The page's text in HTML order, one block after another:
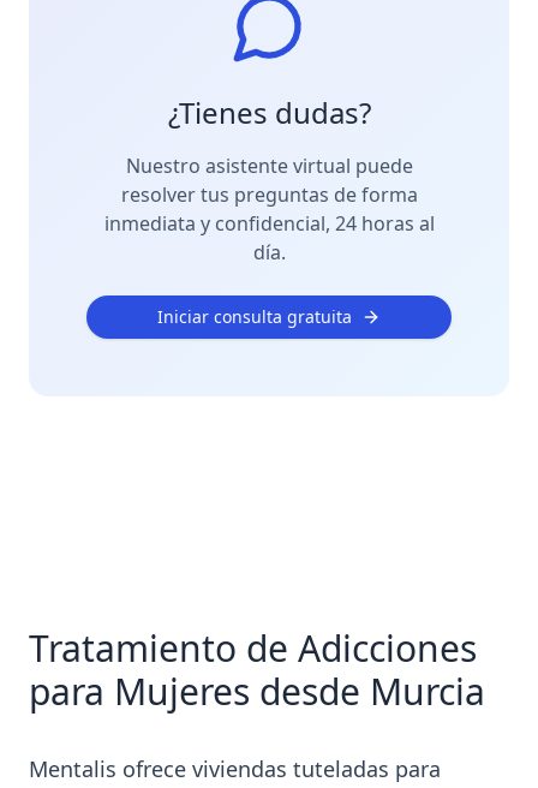
¿Tienes dudas?
Nuestro asistente virtual puede
resolver tus preguntas de forma
inmediata y confidencial, 24 horas al
día.
Iniciar consulta gratuita
Tratamiento de Adicciones
para Mujeres desde Murcia
Mentalis ofrece viviendas tuteladas para